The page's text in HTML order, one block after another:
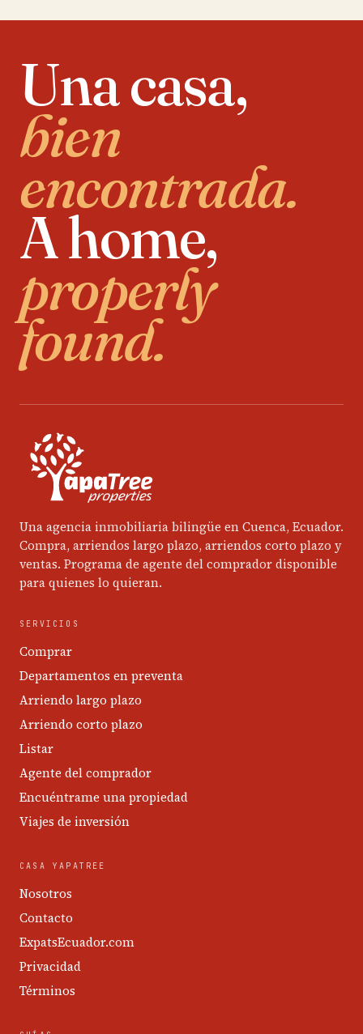
Una casa,
bien
encontrada.
A home,
properly
found.
Una agencia inmobiliaria bilingüe en Cuenca, Ecuador.
Compra, arriendos largo plazo, arriendos corto plazo y
ventas. Programa de agente del comprador disponible
para quienes lo quieran.
SERVICIOS
Comprar
Departamentos en preventa
Arriendo largo plazo
Arriendo corto plazo
Listar
Agente del comprador
Encuéntrame una propiedad
Viajes de inversión
CASA YAPATREE
Nosotros
Contacto
ExpatsEcuador.com
Privacidad
Términos